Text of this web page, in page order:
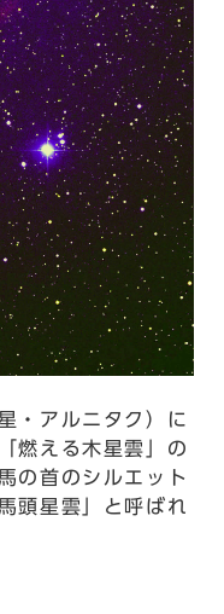
・アルニタク）に
燃える木星雲」の
の首のシルエット
頭星雲」と呼ばれ